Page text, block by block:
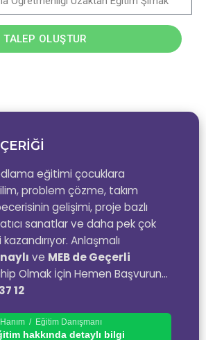
eğitimi çocuklara
problem çözme, takım
gelişimi, proje bazlı
sanatlar ve daha pek çok
Anlaşmalı
ve MEB de Geçerli
Olmak İçin Hemen Başvurun…
12
/ Eğitim Danışmanı
hakkında detaylı bilgi
TALEP OLUŞTUR